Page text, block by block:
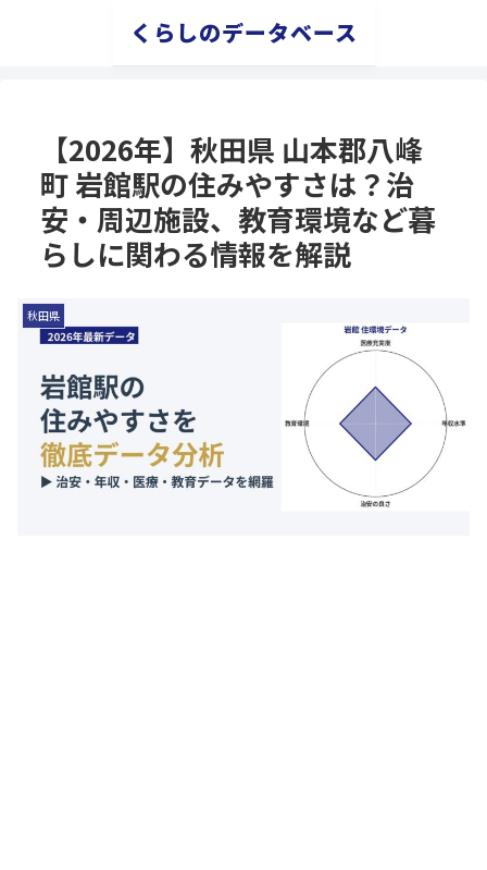
くらしのデータベース
【2026年】秋田県 山本郡八峰
町 岩館駅の住みやすさは？治
安・周辺施設、教育環境など暮
らしに関わる情報を解説
秋田県